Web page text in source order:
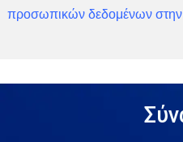
προσωπικών δεδομένων στην